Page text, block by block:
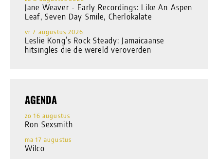
Jane Weaver - Early Recordings: Like An Aspen
Leaf, Seven Day Smile, Cherlokalate
vr 7 augustus 2026
Leslie Kong’s Rock Steady: Jamaicaanse
hitsingles die de wereld veroverden
AGENDA
zo 16 augustus
Ron Sexsmith
ma 17 augustus
Wilco